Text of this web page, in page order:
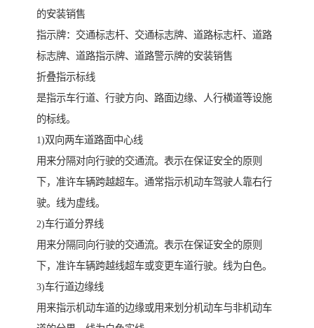
的安装销售
指示牌：交通标志杆、交通标志牌、道路标志杆、道路
标志牌、道路指示牌、道路警示牌的安装销售
折叠指示标线
是指示车行道、行驶方向、路面边缘、人行横道等设施
的标线。
1)双向两车道路面中心线
用来分隔对向行驶的交通流。表示在保证安全的原则
下，准许车辆跨越超车。通常指示机动车驾驶人靠右行
驶。线为虚线。
2)车行道分界线
用来分隔同向行驶的交通流。表示在保证安全的原则
下，准许车辆跨越线超车或变更车道行驶。线为白色。
3)车行道边缘线
用来指示机动车道的边缘或用来划分机动车与非机动车